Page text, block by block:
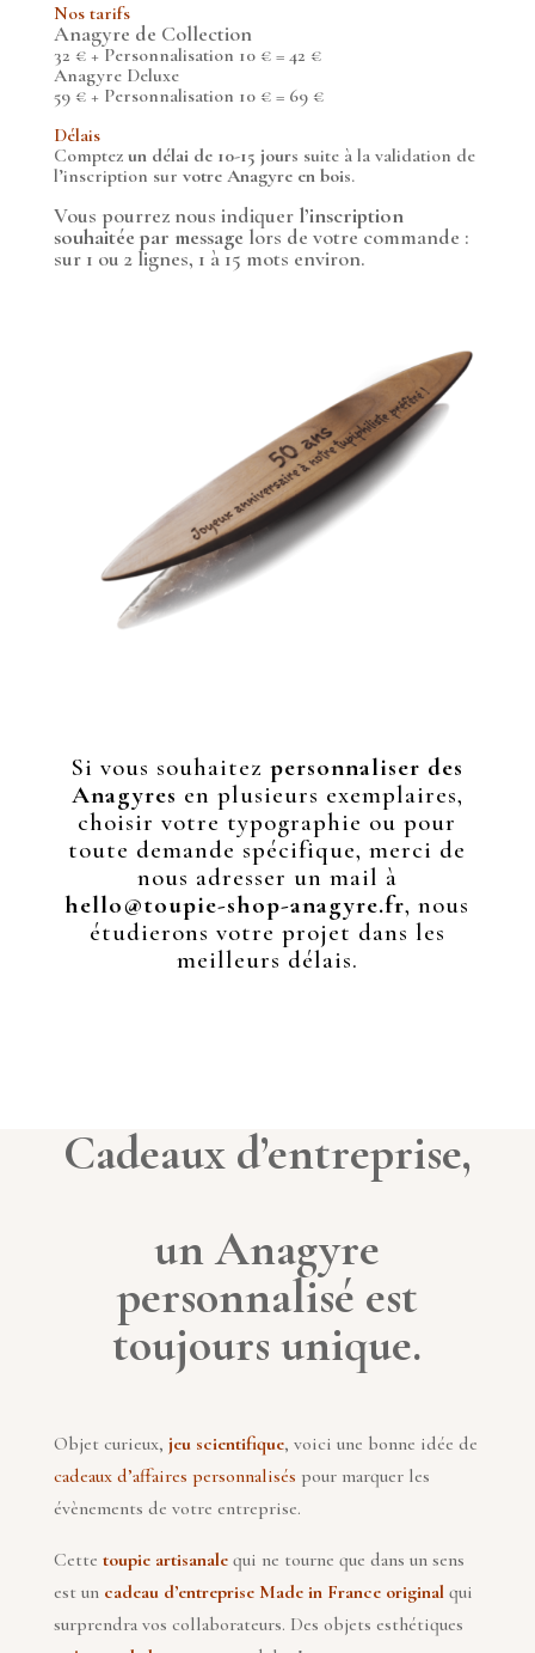
Nos tarifs
Anagyre de Collection
32 € + Personnalisation 10 € = 42 €
Anagyre Deluxe
59 € + Personnalisation 10 € = 69 €
Délais
Comptez un délai de 10-15 jours suite à la validation de
l’inscription sur votre Anagyre en bois.
Vous pourrez nous indiquerl’inscription
souhaitée par message lors de votre commande :
sur 1 ou 2 lignes, 1 à 15 mots environ.
Si vous souhaitezpersonnaliser des
Anagyres en plusieurs exemplaires,
choisir votre typographie ou pour
toute demande spécifique, merci de
nous adresser un mail à
hello@toupie-shop-anagyre.fr,nous
étudierons votre projet dans les
meilleurs délais.
Cadeaux d’entreprise,
un Anagyre
personnalisé est
toujours unique.
Objet curieux, jeu scientifique, voici une bonne idée de
cadeaux d’affaires personnalisés pour marquer les
évènements de votre entreprise.
Cette toupie artisanale qui ne tourne que dans un sens
est un cadeau d’entreprise Made in France original qui
surprendra vos collaborateurs. Des objets esthétiques